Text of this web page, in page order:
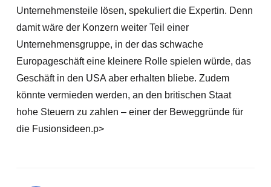
Unternehmensteile lösen, spekuliert die Expertin. Denn
damit wäre der Konzern weiter Teil einer
Unternehmensgruppe, in der das schwache
Europageschäft eine kleinere Rolle spielen würde, das
Geschäft in den USA aber erhalten bliebe. Zudem
könnte vermieden werden, an den britischen Staat
hohe Steuern zu zahlen – einer der Beweggründe für
die Fusionsideen.p>